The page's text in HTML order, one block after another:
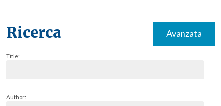
Ricerca Avanzata
Title:
Author: